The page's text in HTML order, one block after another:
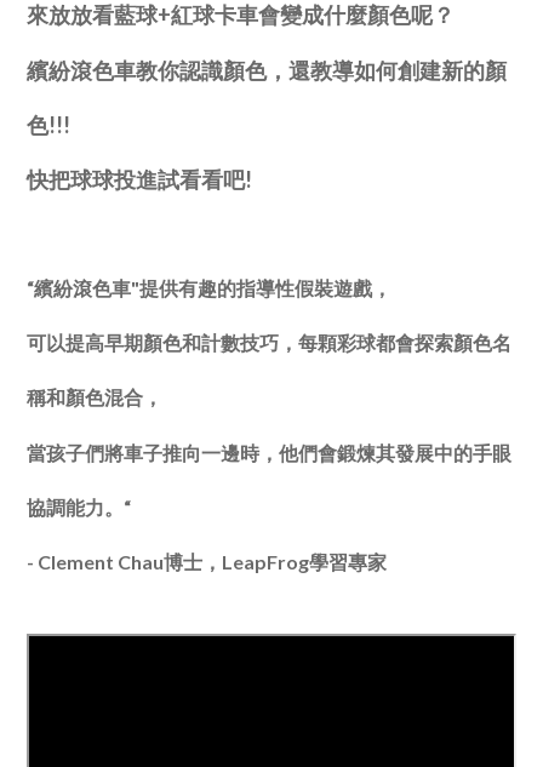
來放放看藍球+紅球卡車會變成什麼顏色呢？
繽紛滾色車教你認識顏色， 還教導如何創建新的顏
色!!!
快把球球投進試看看吧!
“繽紛滾色車"提供有趣的指導性假裝遊戲，
可以提高早期顏色和計數技巧， 每顆彩球都會探索顏色名
稱和顏色混合，
當孩子們將車子推向一邊時， 他們會鍛煉其發展中的手眼
協調能力。“
- Clement Chau博士，LeapFrog學習專家